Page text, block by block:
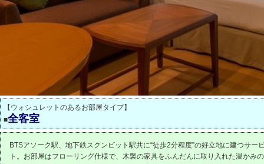
【ウォシュレットのあるお部屋タイプ】
■全客室
BTSアソーク駅、地下鉄スクンビット駅共に“徒歩2分程度”の好立地に建つサー
ト。お部屋はフローリング仕様で、木製の家具をふんだんに取り入れた温かみ